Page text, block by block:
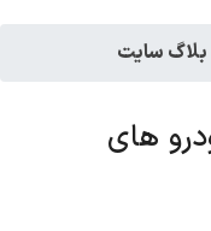
بلاگ سایت
خودرو های